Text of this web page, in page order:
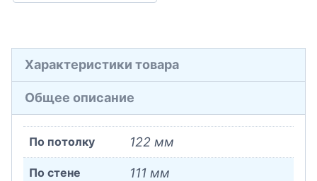
Характеристики товара
Общее описание
По потолку 122 мм
По стене 111 мм